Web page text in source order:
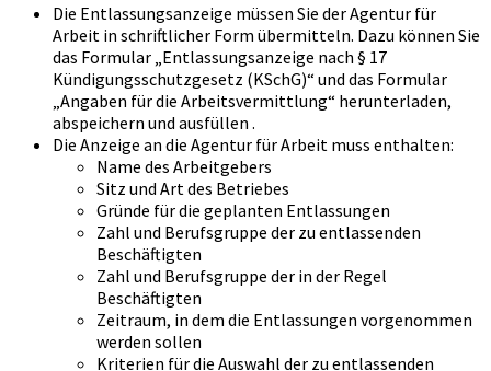
Die Entlassungsanzeige müssen Sie der Agentur für
Arbeit in schriftlicher Form übermitteln. Dazu können Sie
das Formular „Entlassungsanzeige nach § 17
Kündigungsschutzgesetz (KSchG)“ und das Formular
„Angaben für die Arbeitsvermittlung“ herunterladen,
abspeichern und ausfüllen .
Die Anzeige an die Agentur für Arbeit muss enthalten:
Name des Arbeitgebers
Sitz und Art des Betriebes
Gründe für die geplanten Entlassungen
Zahl und Berufsgruppe der zu entlassenden
Beschäftigten
Zahl und Berufsgruppe der in der Regel
Beschäftigten
Zeitraum, in dem die Entlassungen vorgenommen
werden sollen
Kriterien für die Auswahl der zu entlassenden